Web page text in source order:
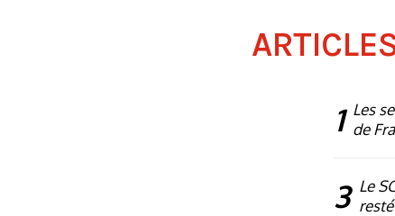
1 Les
de
3 Le